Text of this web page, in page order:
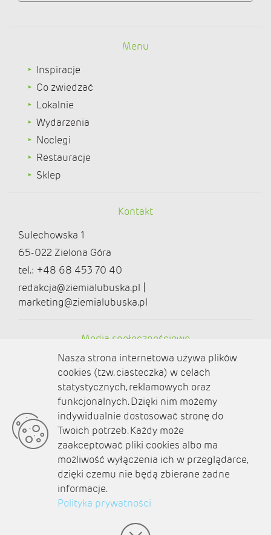
Menu
Inspiracje
Co zwiedzać
Lokalnie
Wydarzenia
Noclegi
Restauracje
Sklep
Kontakt
Sulechowska 1
65-022 Zielona Góra
tel.: +48 68 453 70 40
redakcja@ziemialubuska.pl |
marketing@ziemialubuska.pl
Media społecznościowe
O nas
Kontakt
Polityka prywatności
Aktualności
Zaplanuj podróż
Nasza strona internetowa używa plików
cookies (tzw. ciasteczka) w celach
statystycznych, reklamowych oraz
funkcjonalnych. Dzięki nim możemy
indywidualnie dostosować stronę do
Twoich potrzeb. Każdy może
zaakceptować pliki cookies albo ma
możliwość wyłączenia ich w przeglądarce,
dzięki czemu nie będą zbierane żadne
informacje.
Polityka prywatności